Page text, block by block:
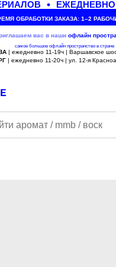
ОБРАБОТКИ ЗАКАЗА: 1–2
вас в наши офлайн
самое большое офлайн пространство в стране
| ежедневно 11-19ч | Варшавское
| ежедневно 11-20ч | ул. 12-я